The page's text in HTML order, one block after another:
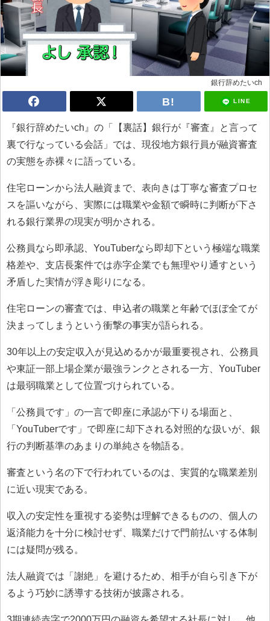
銀行辞めたいch
LINE
『銀行辞めたいch』の「【裏話】銀行が『審査』と言って
裏で行なっている会話」では、現役地方銀行員が融資審査
の実態を赤裸々に語っている。
住宅ローンから法人融資まで、表向きは丁寧な審査プロセ
スを謳いながら、実際には職業や金額で瞬時に判断が下さ
れる銀行業界の現実が明かされる。
公務員なら即承認、YouTuberなら即却下という極端な職業
格差や、支店長案件では赤字企業でも無理やり通すという
矛盾した実情が浮き彫りになる。
住宅ローンの審査では、申込者の職業と年齢でほぼ全てが
決まってしまうという衝撃の事実が語られる。
30年以上の安定収入が見込めるかが最重要視され、公務員
や東証一部上場企業が最強ランクとされる一方、YouTuber
は最弱職業として位置づけられている。
「公務員です」の一言で即座に承認が下りる場面と、
「YouTuberです」で即座に却下される対照的な扱いが、銀
行の判断基準のあまりの単純さを物語る。
審査という名の下で行われているのは、実質的な職業差別
に近い現実である。
収入の安定性を重視する姿勢は理解できるものの、個人の
返済能力を十分に検討せず、職業だけで門前払いする体制
には疑問が残る。
法人融資では「謝絶」を避けるため、相手が自ら引き下が
るよう巧妙に誘導する技術が披露される。